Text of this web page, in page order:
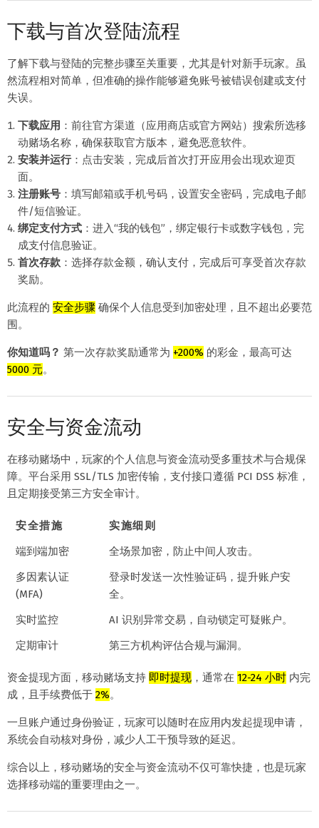
下载与首次登陆流程
了解下载与登陆的完整步骤至关重要，尤其是针对新手玩家。虽
然流程相对简单，但准确的操作能够避免账号被错误创建或支付
失误。
下载应用 ：前往官方渠道（应用商店或官方网站）搜索所选移
动赌场名称，确保获取官方版本，避免恶意软件。
安装并运行：点击安装，完成后首次打开应用会出现欢迎页
面。
注册账号 ：填写邮箱或手机号码，设置安全密码，完成电子邮
件/短信验证。
绑定支付方式 ：进入“我的钱包”，绑定银行卡或数字钱包，完
成支付信息验证。
首次存款 ：选择存款金额，确认支付，完成后可享受首次存款
奖励。
此流程的 安全步骤 确保个人信息受到加密处理，且不超出必要范
围。
你知道吗？ 第一次存款奖励通常为 +200% 的彩金，最高可达
5000 元。
安全与资金流动
在移动赌场中，玩家的个人信息与资金流动受多重技术与合规保
障。平台采用 SSL/TLS 加密传输，支付接口遵循 PCI DSS 标准，
且定期接受第三方安全审计。
安全措施
实施细则
端到端加密
全场景加密，防止中间人攻击。
多因素认证
(MFA)
登录时发送一次性验证码，提升账户安
全。
实时监控
AI 识别异常交易，自动锁定可疑账户。
定期审计
第三方机构评估合规与漏洞。
资金提现方面，移动赌场支持 即时提现 ，通常在 12-24 小时 内完
成，且手续费低于 2%。
一旦账户通过身份验证，玩家可以随时在应用内发起提现申请，
系统会自动核对身份，减少人工干预导致的延迟。
综合以上，移动赌场的安全与资金流动不仅可靠快捷，也是玩家
选择移动端的重要理由之一。